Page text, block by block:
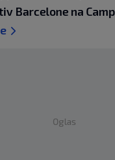
Barcelone na
Oglas